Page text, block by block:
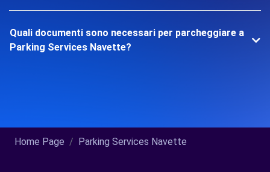
Quali documenti sono necessari per parcheggiare a
Parking Services Navette?
Home Page Parking Services Navette